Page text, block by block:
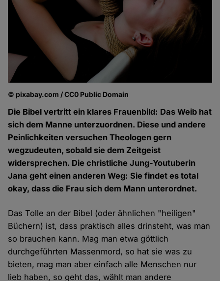
© pixabay.com / CC0 Public Domain
Die Bibel vertritt ein klares Frauenbild: Das Weib hat
sich dem Manne unterzuordnen. Diese und andere
Peinlichkeiten versuchen Theologen gern
wegzudeuten, sobald sie dem Zeitgeist
widersprechen. Die christliche Jung-Youtuberin
Jana geht einen anderen Weg: Sie findet es total
okay, dass die Frau sich dem Mann unterordnet.
Das Tolle an der Bibel (oder ähnlichen "heiligen"
Büchern) ist, dass praktisch alles drinsteht, was man
so brauchen kann. Mag man etwa göttlich
durchgeführten Massenmord, so hat sie was zu
bieten, mag man aber einfach alle Menschen nur
lieb haben, so geht das, wählt man andere